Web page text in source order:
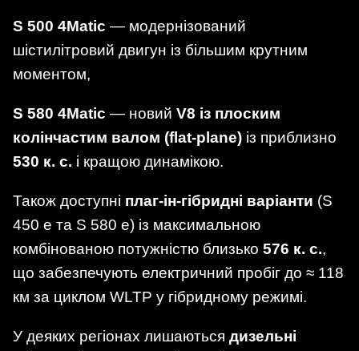
S 500 4Matic — модернізований
шістилітровий двигун із більшим крутним
моментом,
S 580 4Matic — новий V8 із плоским
колінчастим валом (flat-plane) із приблизно
530 к. с. і кращою динамікою.
Також доступні плаг-ін-гібридні варіанти (S
450 e та S 580 e) із максимальною
комбінованою потужністю близько 576 к. с.,
що забезпечують електричний пробіг до ≈ 118
км за циклом WLTP у гібридному режимі.
У деяких регіонах лишаються дизельні